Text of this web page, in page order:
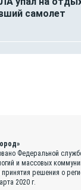
самолет
Федеральной
и массовых
решения о
2020 г.